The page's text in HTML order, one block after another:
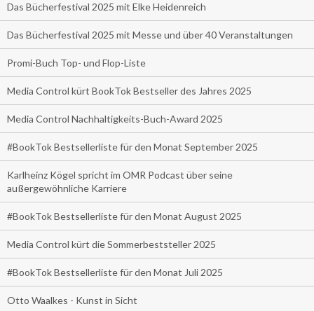
Das Bücherfestival 2025 mit Elke Heidenreich
Das Bücherfestival 2025 mit Messe und über 40 Veranstaltungen
Promi-Buch Top- und Flop-Liste
Media Control kürt BookTok Bestseller des Jahres 2025
Media Control Nachhaltigkeits-Buch-Award 2025
#BookTok Bestsellerliste für den Monat September 2025
Karlheinz Kögel spricht im OMR Podcast über seine
außergewöhnliche Karriere
#BookTok Bestsellerliste für den Monat August 2025
Media Control kürt die Sommerbeststeller 2025
#BookTok Bestsellerliste für den Monat Juli 2025
Otto Waalkes - Kunst in Sicht